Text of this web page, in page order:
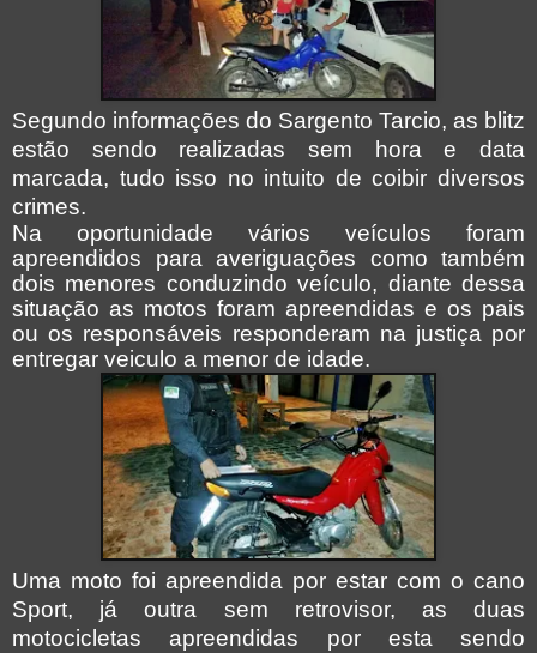
Segundo informações do Sargento Tarcio, as blitz
estão sendo realizadas sem hora e data
marcada, tudo isso no intuito de coibir diversos
crimes.
Na oportunidade vários veículos foram
apreendidos para averiguações como também
dois menores conduzindo veículo, diante dessa
situação as motos foram apreendidas e os pais
ou os responsáveis responderam na justiça por
entregar veiculo a menor de idade.
Uma moto foi apreendida por estar com o cano
Sport, já outra sem retrovisor, as duas
motocicletas apreendidas por esta sendo